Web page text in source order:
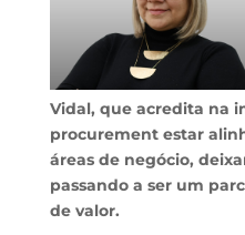
Vidal, que acredita na
procurement estar
áreas de negócio,
passando a ser um
de valor.